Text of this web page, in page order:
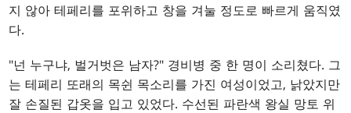
지 않아 테페리를 포위하고 창을 겨눌 정도로 빠르게 움직였
다.
"넌 누구냐, 벌거벗은 남자?" 경비병 중 한 명이 소리쳤다. 그
는 테페리 또래의 목쉰 목소리를 가진 여성이었고, 낡았지만
잘 손질된 갑옷을 입고 있었다. 수선된 파란색 왕실 망토 위